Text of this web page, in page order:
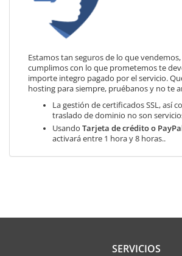
Estamos tan seguros de lo que
cumplimos con lo que prometemos te
importe integro pagado por el servicio.
hosting para siempre, pruébanos y no te
La gestión de certificados SSL, así
traslado de dominio no son
Usando Tarjeta de crédito o
activará entre 1 hora y 8 horas..
SERVICIOS